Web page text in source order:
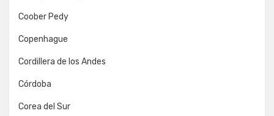
Coober Pedy
Copenhague
Cordillera de los Andes
Córdoba
Corea del Sur